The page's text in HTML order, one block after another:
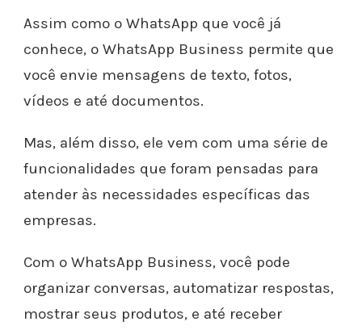
Assim como o WhatsApp que você já
conhece, o WhatsApp Business permite que
você envie mensagens de texto, fotos,
vídeos e até documentos.
Mas, além disso, ele vem com uma série de
funcionalidades que foram pensadas para
atender às necessidades específicas das
empresas.
Com o WhatsApp Business, você pode
organizar conversas, automatizar respostas,
mostrar seus produtos, e até receber